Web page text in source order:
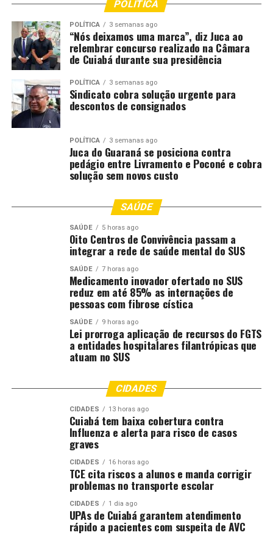
realidades dos povos indígenas.
Outras informações podem ser obtidas pelo e-mail
[email protected]ou pelos telefones (65) 3617-3844 /
99943-1576.
Autor: Lígia Saito
Fotografo:
Departamento: Assessoria de Comunicação da Esmagis –
[email protected]
Fonte:Tribunal de Justiça de MT – MT
Comentários
RELATED TOPICS: BUSCA CANARANA DATA
DESTAQUE
ENCONTRO ENTRE ESTÁ
FORTALECER
JUDICIÁRIO MATO
MATO-GROSSO
MT POVOS
Escolas do Sistema de Justiça de MT se reúnem para
criar encontro estadual inédito
No embalo do terceiro jogo do Brasil, Copa do Judiciário
estreia novas funcionalidades
POLÍTICA
POLÍTICA 3 semanas ago
“Nós deixamos uma marca”, diz Juca ao
relembrar concurso realizado na Câmara
de Cuiabá durante sua presidência
POLÍTICA 3 semanas ago
Sindicato cobra solução urgente para
descontos de consignados
POLÍTICA 3 semanas ago
Juca do Guaraná se posiciona contra
pedágio entre Livramento e Poconé e cobra
solução sem novos custo
SAÚDE
SAÚDE 5 horas ago
Oito Centros de Convivência passam a
integrar a rede de saúde mental do SUS
SAÚDE 7 horas ago
Medicamento inovador ofertado no SUS
reduz em até 85% as internações de
pessoas com fibrose cística
SAÚDE 9 horas ago
Lei prorroga aplicação de recursos do FGTS
a entidades hospitalares filantrópicas que
atuam no SUS
CIDADES
CIDADES 13 horas ago
Cuiabá tem baixa cobertura contra
Influenza e alerta para risco de casos
graves
CIDADES 16 horas ago
TCE cita riscos a alunos e manda corrigir
problemas no transporte escolar
CIDADES 1 dia ago
UPAs de Cuiabá garantem atendimento
rápido a pacientes com suspeita de AVC